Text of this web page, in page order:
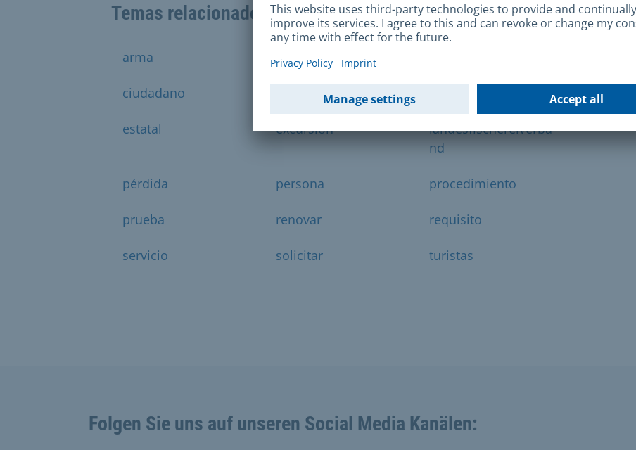
Temas relacionados
arma caso
ciudadano duplicado
estatal excursión
landesfischereiverba
nd
pérdida persona procedimiento
prueba renovar requisito
servicio solicitar turistas
Folgen Sie uns auf unseren Social Media Kanälen: